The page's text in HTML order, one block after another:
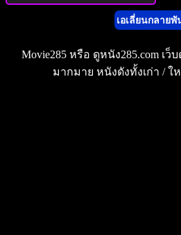
เอเลี่ยนกลายพั
Movie285 หรือ ดูหนัง285.com
มากมาย หนังดังทั้งเก่า / ใ